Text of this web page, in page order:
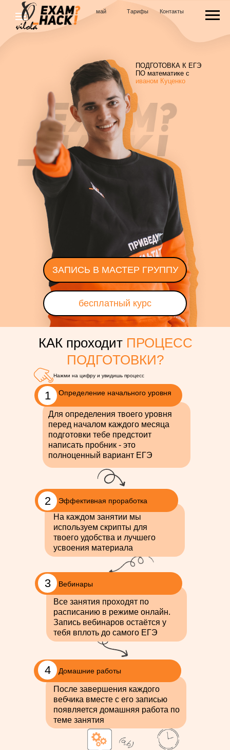
май Тарифы Контакты
ПОДГОТОВКА К ЕГЭ
ПО математике с
иваном Куценко
ЗАПИСЬ В МАСТЕР ГРУППУ
бесплатный курс
Нажми на цифру и увидишь процесс
Для определения твоего уровня
перед началом каждого месяца
подготовки тебе предстоит
написать пробник - это
полноценный вариант ЕГЭ
КАК проходит ПРОЦЕСС
ПОДГОТОВКИ?
Определение начального уровня
Эффективная проработка
После завершения каждого
вебчика вместе с его записью
появляется домашняя работа по
теме занятия
Домашние работы
Все занятия проходят по
расписанию в режиме онлайн.
Запись вебинаров остаётся у
тебя вплоть до самого ЕГЭ
Вебинары
На каждом занятии мы
используем скрипты для
твоего удобства и лучшего
усвоения материала
1
4
2
3